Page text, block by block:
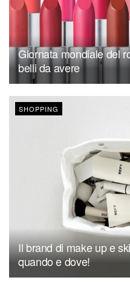
Giornata mondiale del
belli da avere
SHOPPING
Il brand di make up e
quando e dove!